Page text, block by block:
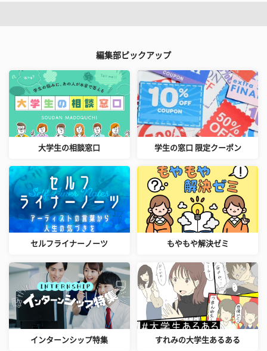
編集部ピックアップ
大学生の相談窓口 学生の窓口 限定クーポン
セルフライナーノーツ もやもや解決ゼミ
インターンシップ特集 すれみの大学生あるある